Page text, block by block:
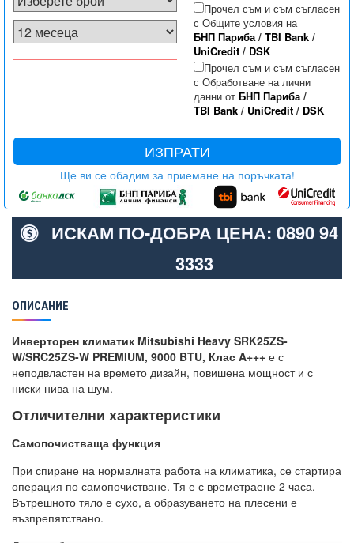
Прочел съм и съм съгласен
с Общите условия на
БНП Париба/ TBI Bank/
UniCredit/ DSK
Прочел съм и съм съгласен
с Обработване на лични
данни от БНП Париба/
TBI Bank/ UniCredit/ DSK
ИЗПРАТИ
Ще ви се обадим за приемане на поръчката!
ИСКАМ ПО-ДОБРА ЦЕНА: 0890 94
3333
ОПИСАНИЕ
Инверторен климатик Mitsubishi Heavy SRK25ZS-
W/SRC25ZS-W PREMIUM, 9000 BTU, Клас A+++ е с
неподвластен на времето дизайн, повишена мощност и с
ниски нива на шум.
Отличителни характеристики
Самопочистваща функция
При спиране на нормалната работа на климатика, се стартира
операция по самопочистване. Тя е с времетраене 2 часа.
Вътрешното тяло е сухо, а образуването на плесени е
възпрепятствано.